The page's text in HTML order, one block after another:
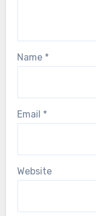
Name *
Email *
Website